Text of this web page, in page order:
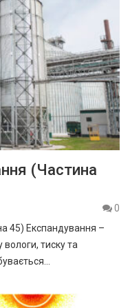
(Частина
0
45) Експандування –
тиску та